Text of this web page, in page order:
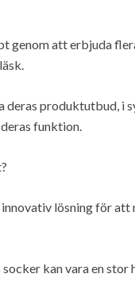
genom att erbjuda
produktutbud, i
funktion.
lösning för att
kan vara en